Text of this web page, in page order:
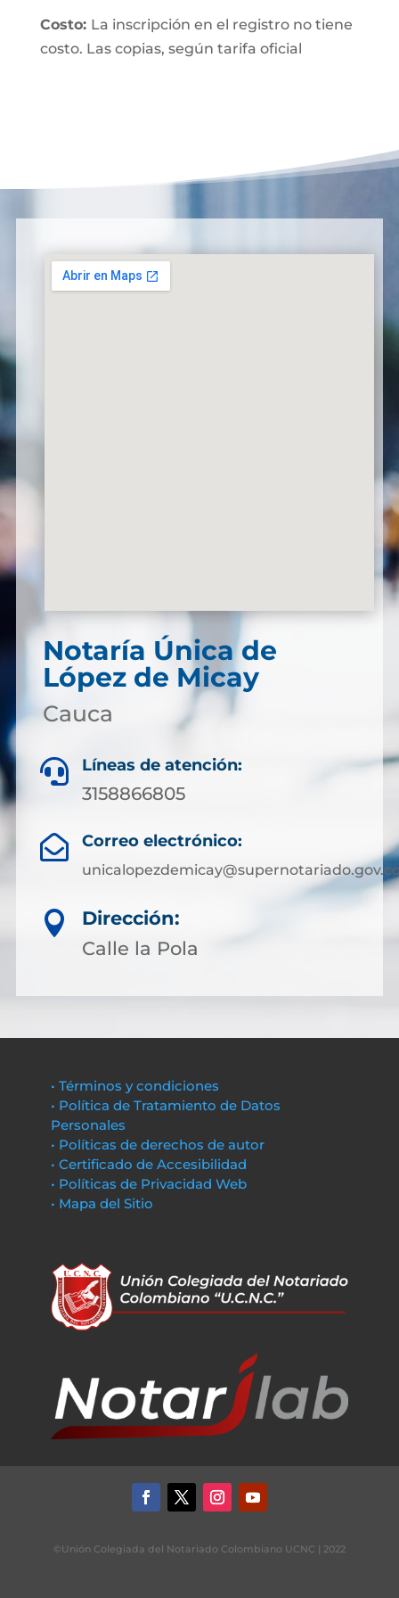
Costo: La inscripción en el registro no tiene
costo. Las copias, según tarifa oficial
Notaría Única de
López de Micay
Cauca
 Líneas de atención:
3158866805
 Correo electrónico:

Dirección:
Calle la Pola
• Términos y condiciones
• Política de Tratamiento de Datos
Personales
• Políticas de derechos de autor
• Certificado de Accesibilidad
• Políticas de Privacidad Web
• Mapa del Sitio
©Unión Colegiada del Notariado Colombiano UCNC | 2022